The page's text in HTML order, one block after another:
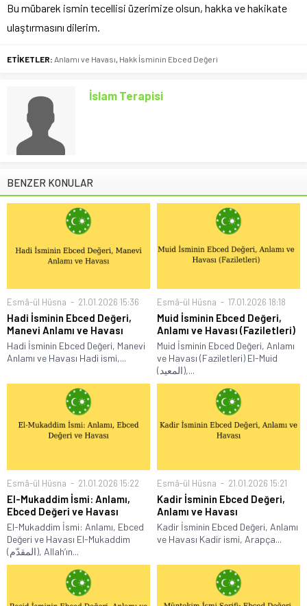
Bu mübarek ismin tecellisi üzerimize olsun, hakka ve hakikate
ulaştırmasını dilerim.
ETİKETLER: Anlamı ve Havası Hakk İsminin Ebced Değeri
İslam Terapisi
BENZER KONULAR
Esmâ-ül Hüsna 21.01.2026 15:36
Hadi İsminin Ebced Değeri,
Manevi Anlamı ve Havası
Hadi İsminin Ebced Değeri, Manevi
Anlamı ve Havası Hadi ismi,...
Esmâ-ül Hüsna 17.01.2026 18:18
Muid İsminin Ebced Değeri,
Anlamı ve Havası (Faziletleri)
Muid İsminin Ebced Değeri, Anlamı
ve Havası (Faziletleri) El-Muid
(المعيد),...
Esmâ-ül Hüsna 21.01.2026 15:22
El-Mukaddim İsmi: Anlamı,
Ebced Değeri ve Havası
El-Mukaddim İsmi: Anlamı, Ebced
Değeri ve Havası El-Mukaddim
(المقدّم), Allah’ın...
Esmâ-ül Hüsna 21.01.2026 15:21
Kadir İsminin Ebced Değeri,
Anlamı ve Havası
Kadir İsminin Ebced Değeri, Anlamı
ve Havası Kadir ismi, Arapça...